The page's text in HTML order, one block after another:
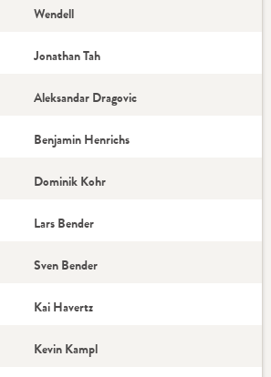
Wendell
Jonathan Tah
Aleksandar Dragovic
Benjamin Henrichs
Dominik Kohr
Lars Bender
Sven Bender
Kai Havertz
Kevin Kampl